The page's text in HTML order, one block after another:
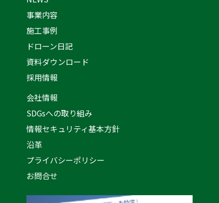
事業内容
施工事例
ドローン日記
資料ダウンロード
採用情報
会社情報
SDGsへの取り組み
情報セキュリティ基本方針
沿革
プライバシーポリシー
お問合せ